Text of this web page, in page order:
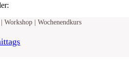
| Wochenendkurs